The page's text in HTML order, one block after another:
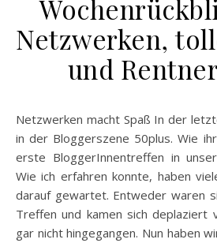
Netzwerken,
und
Netzwerken macht Spaß In der letzten Zeit tut sich so viel
in der Bloggerszene 50plus. Wie
erste BloggerInnentreffen in
Wie ich erfahren konnte, haben
darauf gewartet. Entweder waren
Treffen und kamen sich
gar nicht hingegangen. Nun haben